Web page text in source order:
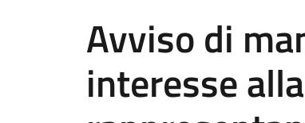
Avviso di
interesse